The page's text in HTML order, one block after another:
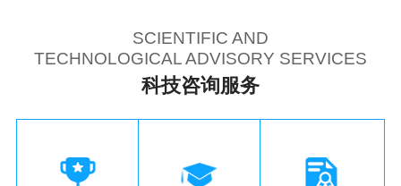
SCIENTIFIC AND
TECHNOLOGICAL ADVISORY SERVICES
科技咨询服务